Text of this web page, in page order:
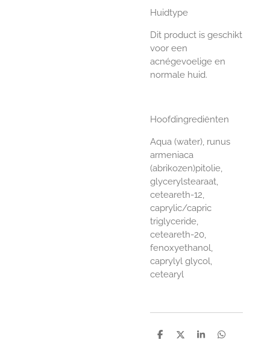
Huidtype
Dit product is geschikt
voor een
acnégevoelige en
normale huid.
Hoofdingrediënten
Aqua (water), runus
armeniaca
(abrikozen)pitolie,
glycerylstearaat,
ceteareth-12,
caprylic/capric
triglyceride,
ceteareth-20,
fenoxyethanol,
caprylyl glycol,
cetearyl
D
D
S
D